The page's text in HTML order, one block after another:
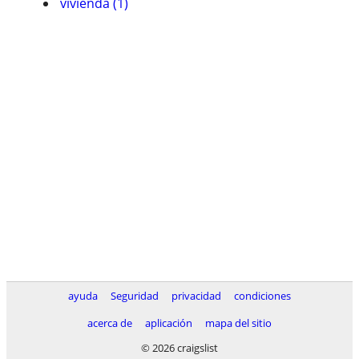
ayuda Seguridad privacidad
condiciones
acerca de
aplicación
mapa del sitio
© 2026 craigslist